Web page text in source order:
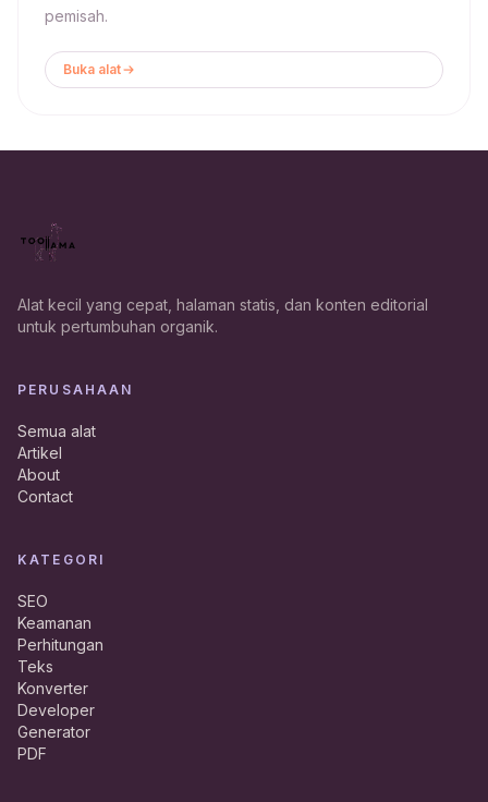
pemisah.
Buka alat
Alat kecil yang cepat, halaman statis, dan konten editorial
untuk pertumbuhan organik.
PERUSAHAAN
Semua alat
Artikel
About
Contact
KATEGORI
SEO
Keamanan
Perhitungan
Teks
Konverter
Developer
Generator
PDF